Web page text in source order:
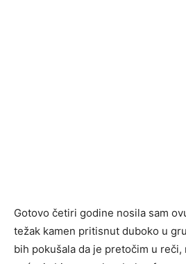
Gotovo četiri godine nosila sam
težak kamen pritisnut duboko u
bih pokušala da je pretočim u